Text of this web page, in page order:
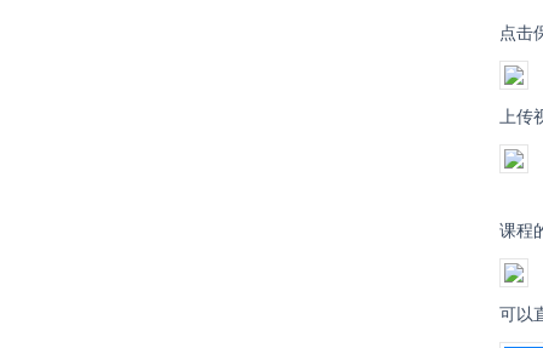
点击
上传
课程
可以